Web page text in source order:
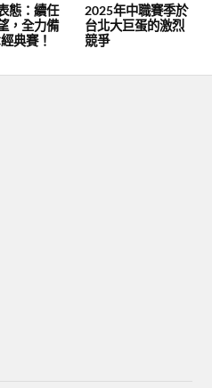
態：續任
，全力備
典賽！
2025年中職賽季於
台北大巨蛋的激烈
競爭